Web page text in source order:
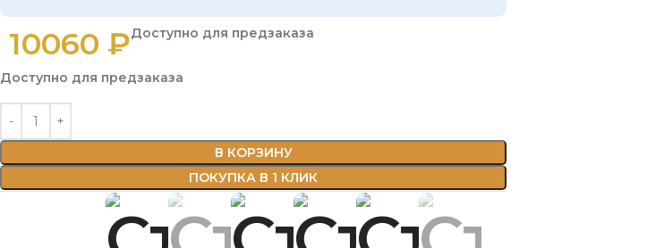
10060 ₽Доступно для предзаказа
Доступно для предзаказа
В КОРЗИНУ
ПОКУПКА В 1 КЛИК